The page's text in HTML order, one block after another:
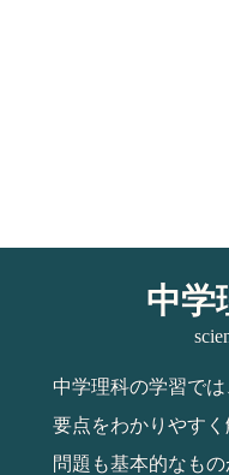
中学
中学理科の学習で
要点をわかりやす
問題も基本的なも